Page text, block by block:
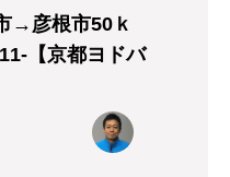
→彦根市50ｋ
【京都ヨドバ